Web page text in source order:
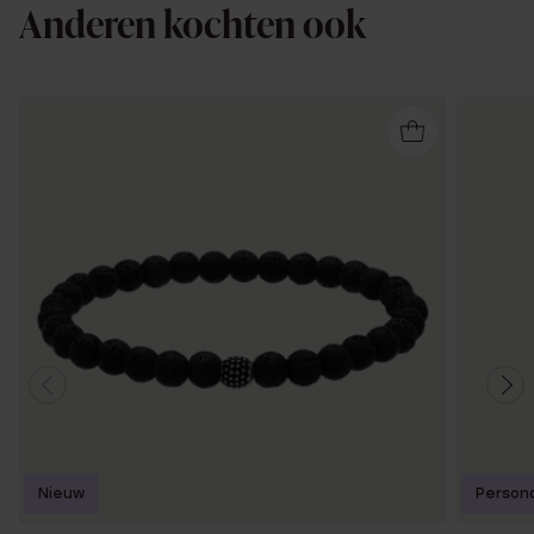
Anderen kochten ook
Nieuw